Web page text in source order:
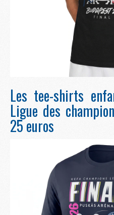
Les tee-shirts
Ligue des
25 euros